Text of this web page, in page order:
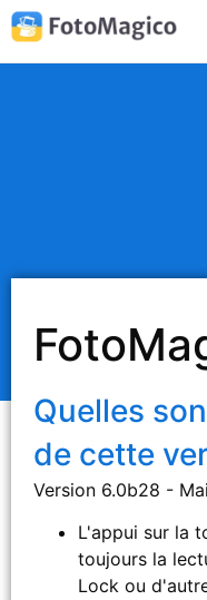
Quelles
de cette
Version 6.0b28 -
L'appui sur la
toujours la
Lock ou